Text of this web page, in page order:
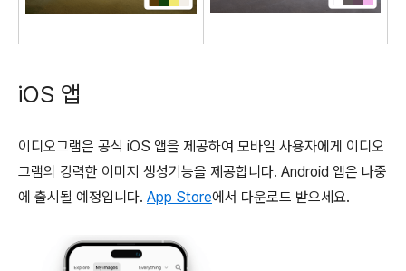
iOS 앱
이디오그램은 공식 iOS 앱을 제공하여 모바일 사용자에게 이디오
그램의 강력한 이미지 생성기능을 제공합니다. Android 앱은 나중
에 출시될 예정입니다. App Store에서 다운로드 받으세요.